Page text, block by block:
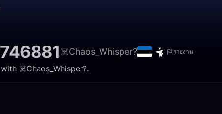
☠️Chaos_Whisper? รายงาน
☠️Chaos_Whisper?.